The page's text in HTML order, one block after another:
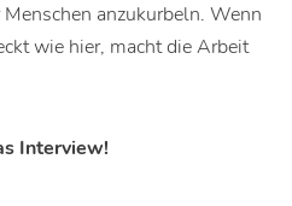
anzukurbeln. Wenn
wie hier, macht die Arbeit
Interview!